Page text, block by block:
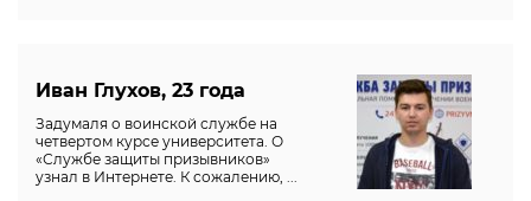
Иван Глухов, 23 года
Задумаля о воинской службе на
четвертом курсе университета. О
«Службе защиты призывников»
узнал в Интернете. К сожалению, ...